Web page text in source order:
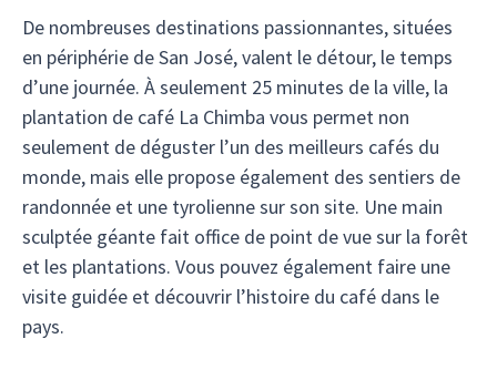
De nombreuses destinations passionnantes, situées
en périphérie de San José, valent le détour, le temps
d’une journée. À seulement 25 minutes de la ville, la
plantation de café La Chimba vous permet non
seulement de déguster l’un des meilleurs cafés du
monde, mais elle propose également des sentiers de
randonnée et une tyrolienne sur son site. Une main
sculptée géante fait office de point de vue sur la forêt
et les plantations. Vous pouvez également faire une
visite guidée et découvrir l’histoire du café dans le
pays.